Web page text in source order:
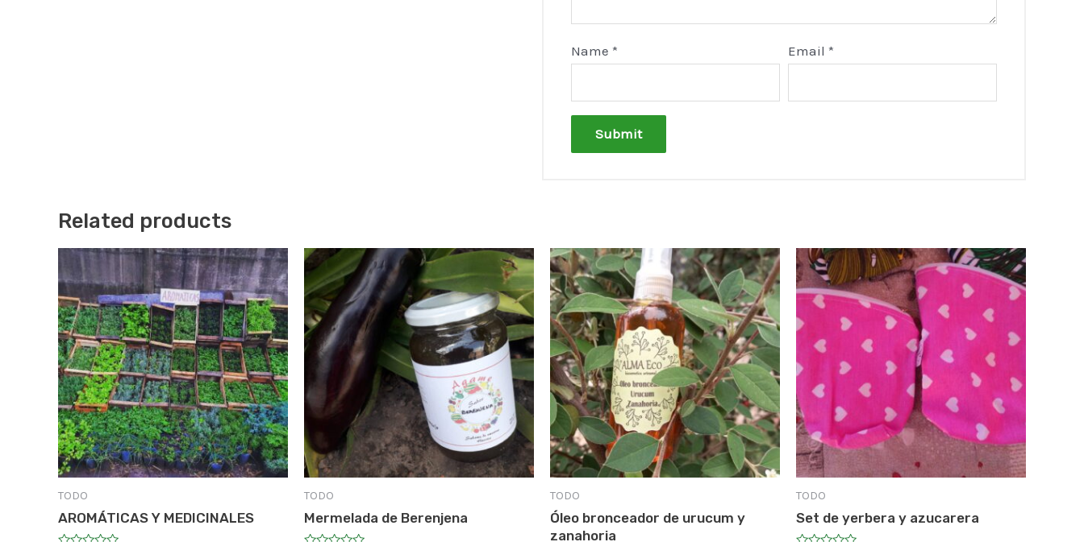
Name * Email *
Related products
TODO
AROMÁTICAS Y MEDICINALES
TODO
Mermelada de Berenjena
TODO
Óleo bronceador de urucum y
zanahoria
TODO
Set de yerbera y azucarera